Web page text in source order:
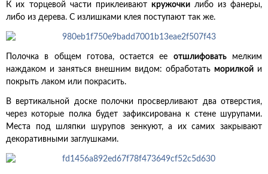
К их торцевой части приклеиваюткружочки либо из фанеры,
либо из дерева. С излишками клея поступают так же.
Полочка в общем готова, остается ее отшлифоватьмелким
наждаком и заняться внешним видом: обработать морилкой и
покрыть лаком или покрасить.
В вертикальной доске полочки просверливают два отверстия,
через которые полка будет зафиксирована к стене шурупами.
Места под шляпки шурупов зенкуют, а их самих закрывают
декоративными заглушками.